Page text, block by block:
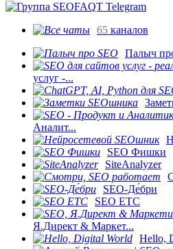
65 каналов
Палыч
услуг -...
Аналит...
SEO Фишки
SiteAnalyzer
SEO-Де́бри
SEO ETC
Я.Директ & Маркет...
Hello,